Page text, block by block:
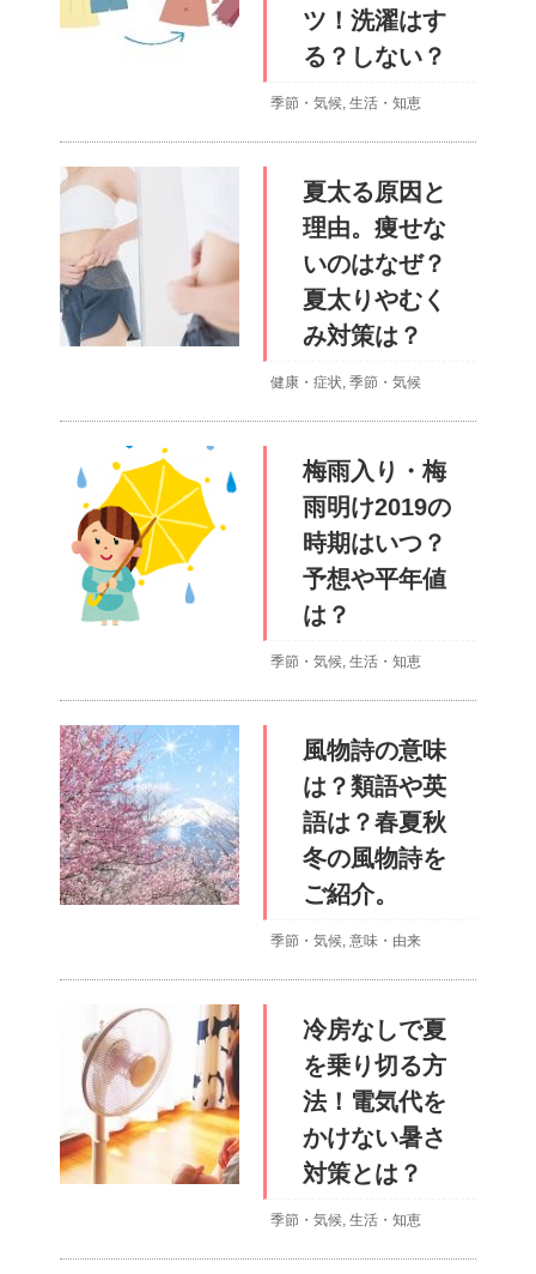
ツ！洗濯はす
る？しない？
季節・気候, 生活・知恵
夏太る原因と
理由。痩せな
いのはなぜ？
夏太りやむく
み対策は？
健康・症状, 季節・気候
梅雨入り・梅
雨明け2019の
時期はいつ？
予想や平年値
は？
季節・気候, 生活・知恵
風物詩の意味
は？類語や英
語は？春夏秋
冬の風物詩を
ご紹介。
季節・気候, 意味・由来
冷房なしで夏
を乗り切る方
法！電気代を
かけない暑さ
対策とは？
季節・気候, 生活・知恵